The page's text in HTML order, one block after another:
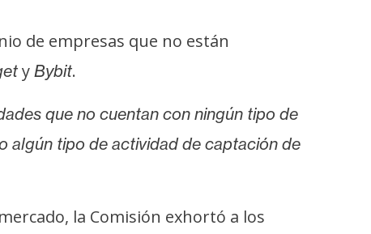
de empresas que no están
y Bybit.
que no cuentan con ningún tipo de
algún tipo de actividad de captación de
la Comisión exhortó a los